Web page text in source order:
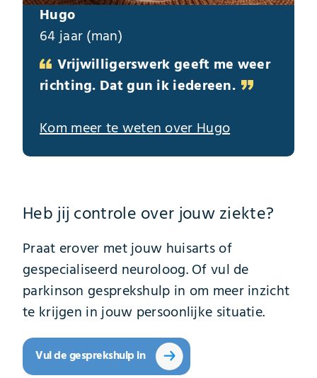
Hugo
64 jaar (man)
Vrijwilligerswerk geeft me weer
richting. Dat gun ik iedereen.
Kom meer te weten over Hugo
Heb jij controle over jouw ziekte?
Praat erover met jouw huisarts of
gespecialiseerd neuroloog. Of vul de
parkinson gesprekshulp in om meer inzicht
te krijgen in jouw persoonlijke situatie.
Vul de gesprekshulp in